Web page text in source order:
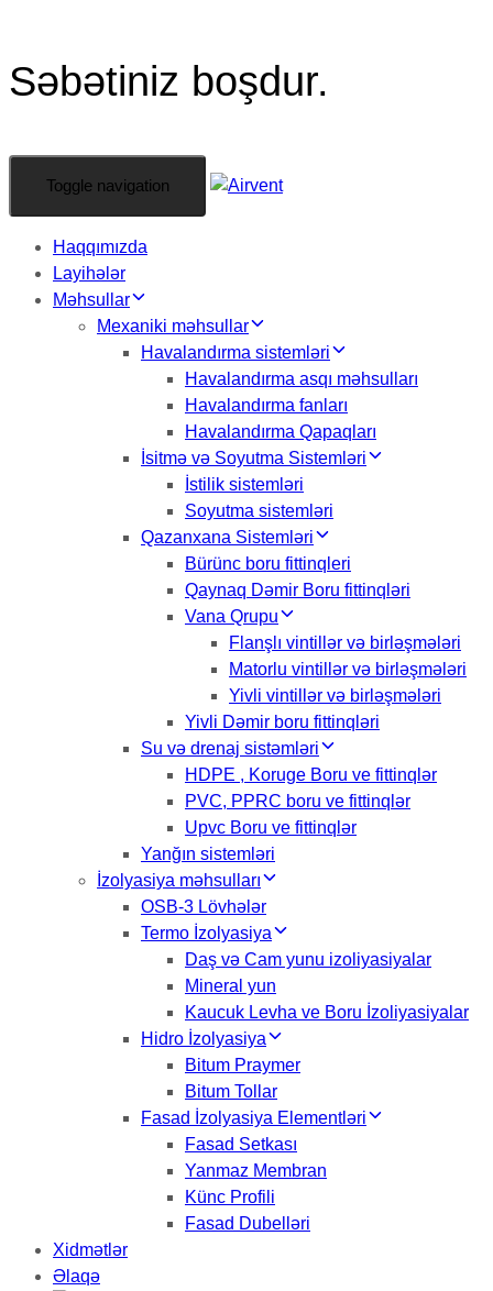
Səbətiniz boşdur.
Toggle navigation
Haqqımızda
Layihələr
Məhsullar
Mexaniki məhsullar
Havalandırma sistemləri
Havalandırma asqı məhsulları
Havalandırma fanları
Havalandırma Qapaqları
İsitmə və Soyutma Sistemləri
İstilik sistemləri
Soyutma sistemləri
Qazanxana Sistemləri
Bürünc boru fittinqleri
Qaynaq Dəmir Boru fittinqləri
Vana Qrupu
Flanşlı vintillər və birləşmələri
Matorlu vintillər və birləşmələri
Yivli vintillər və birləşmələri
Yivli Dəmir boru fittinqləri
Su və drenaj sistəmləri
HDPE , Koruge Boru ve fittinqlər
PVC, PPRC boru ve fittinqlər
Upvc Boru ve fittinqlər
Yanğın sistemləri
İzolyasiya məhsulları
OSB-3 Lövhələr
Termo İzolyasiya
Daş və Cam yunu izoliyasiyalar
Mineral yun
Kaucuk Levha ve Boru İzoliyasiyalar
Hidro İzolyasiya
Bitum Praymer
Bitum Tollar
Fasad İzolyasiya Elementləri
Fasad Setkası
Yanmaz Membran
Künc Profili
Fasad Dubelləri
Xidmətlər
Əlaqə